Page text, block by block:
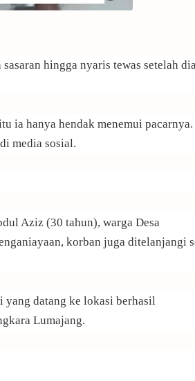
hingga nyaris tewas setelah
ia hanya hendak menemui pacarnya.
media sosial.
Aziz (30 tahun), warga Desa
korban juga ditelanjangi
datang ke lokasi berhasil
Lumajang.